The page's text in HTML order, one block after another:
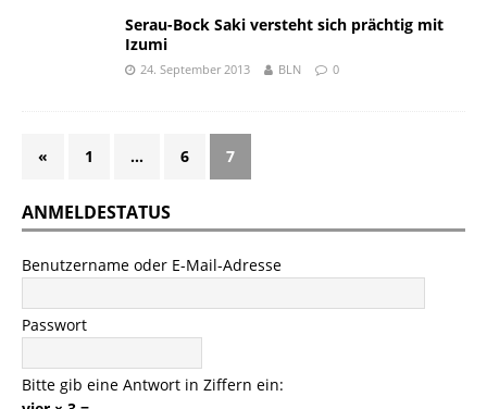
Serau-Bock Saki versteht sich prächtig mit
Izumi
24. September 2013 BLN 0
« 1 … 6 7
ANMELDESTATUS
Benutzername oder E-Mail-Adresse
Passwort
Bitte gib eine Antwort in Ziffern ein: